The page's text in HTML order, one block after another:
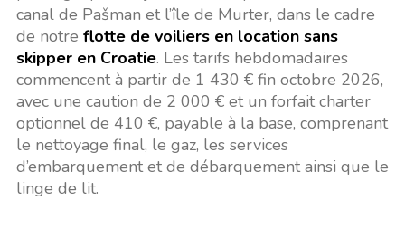
canal de Pašman et l’île de Murter, dans le cadre
de notre flotte de voiliers en location sans
skipper en Croatie. Les tarifs hebdomadaires
commencent à partir de 1 430 € fin octobre 2026,
avec une caution de 2 000 € et un forfait charter
optionnel de 410 €, payable à la base, comprenant
le nettoyage final, le gaz, les services
d’embarquement et de débarquement ainsi que le
linge de lit.